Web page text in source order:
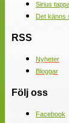
Sirius
Det känns
RSS
Nyheter
Bloggar
Följ oss
Facebook